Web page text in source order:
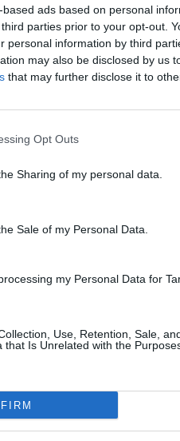
ads based on personal
parties prior to your opt-out.
personal information by third
may also be disclosed by us
that may further disclose it to
Opt Outs
Sharing of my personal data.
Sale of my Personal Data.
my Personal Data for
Use, Retention, Sale,
that Is Unrelated with the
erhöht sich die Anzahl
kann.
die Östrogenwerte der Mutter
Vorteile für Babies hat
Depression ,
post-partum
kehren wieder zu ihren
Haares zu seiner normalen
Ursachen vorhanden sein,
Haar